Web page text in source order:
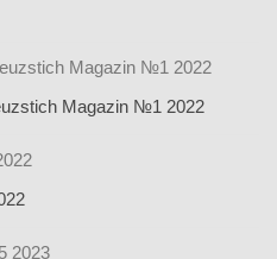
Magazin №1 2022